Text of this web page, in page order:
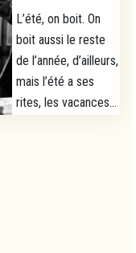
L’été, on boit. On
boit aussi le reste
de l’année, d’ailleurs,
mais l’été a ses
rites, les vacances...